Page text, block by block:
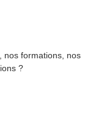
nos formations, nos
?